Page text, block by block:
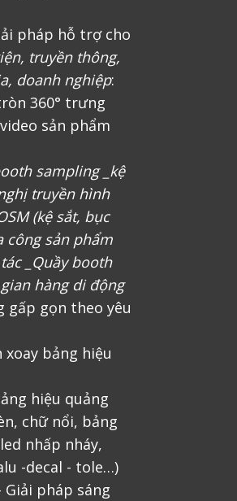
pháp hỗ trợ cho
truyền thông,
doanh nghiệp:
tròn 360° trưng
sản phẩm
sampling _kệ
truyền hình
(kệ sắt, bục
công sản phẩm
_Quầy booth
hàng di động
gấp gọn theo yêu
xoay bảng hiệu
hiệu quảng
chữ nổi, bảng
nhấp nháy,
-decal - tole…)
Giải pháp sáng